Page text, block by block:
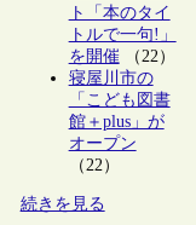
ト「本のタイ
トルで一句!」
を開催（22）
寝屋川市の
「こども図書
館＋plus」が
オープン
（22）
続きを見る